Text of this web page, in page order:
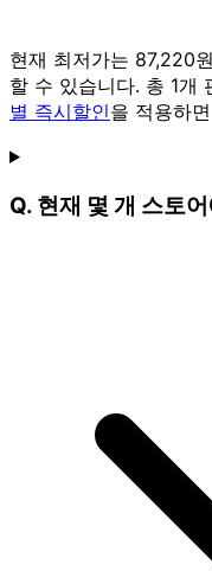
현재 최저가는 87,220
할 수 있습니다. 총 1개
별 즉시할인을 적용하
Q. 현재 몇 개 스토